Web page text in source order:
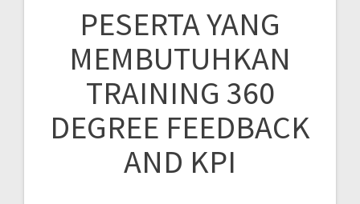
PESERTA YANG
MEMBUTUHKAN
TRAINING 360
DEGREE FEEDBACK
AND KPI